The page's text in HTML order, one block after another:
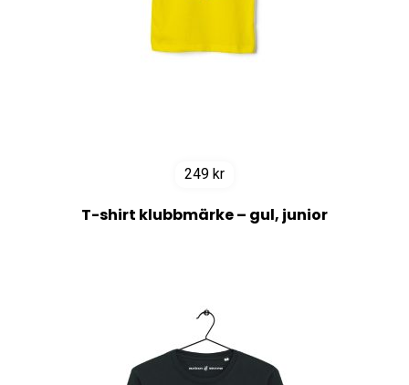
249 kr
T-shirt klubbmärke – gul, junior